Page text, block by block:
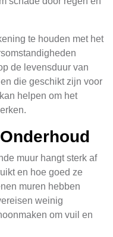
te houden met het
de levensduur van
die geschikt zijn voor
helpen om het
muur hangt sterk af
en hoe goed ze
muren hebben
weinig
om vuil en